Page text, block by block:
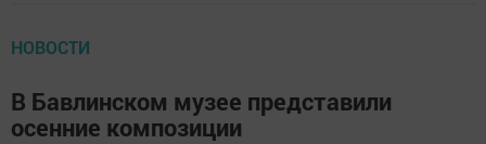
НОВОСТИ
В Бавлинском музее представили
осенние композиции